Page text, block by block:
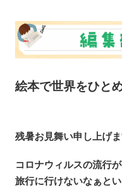
絵本で世界をひと
残暑お見舞い申し上げま
コロナウィルスの流行
旅行に行けないなぁと